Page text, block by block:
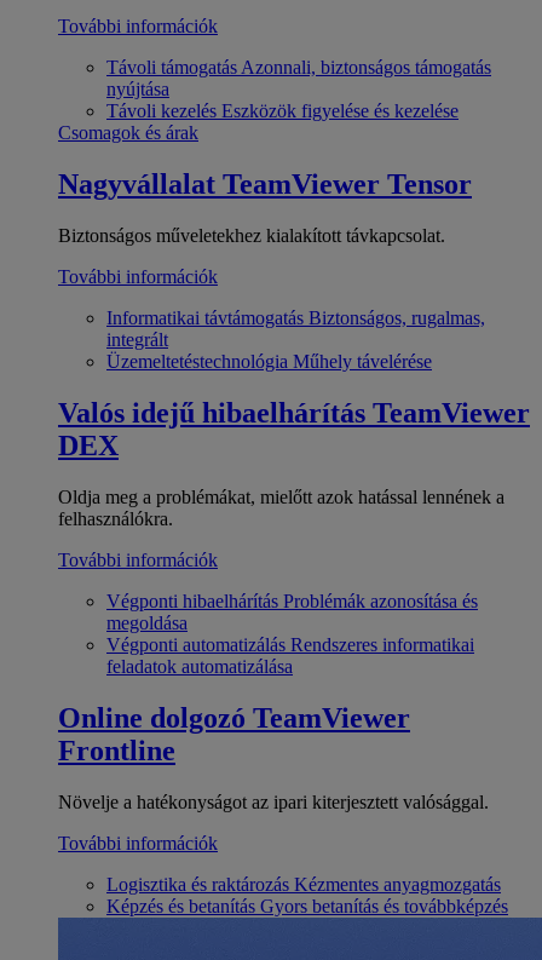
További információk
Távoli támogatás Azonnali, biztonságos támogatás
nyújtása
Távoli kezelés Eszközök figyelése és kezelése
Csomagok és árak
Nagyvállalat TeamViewer Tensor
Biztonságos műveletekhez kialakított távkapcsolat.
További információk
Informatikai távtámogatás Biztonságos, rugalmas,
integrált
Üzemeltetéstechnológia Műhely távelérése
Valós idejű hibaelhárítás TeamViewer
DEX
Oldja meg a problémákat, mielőtt azok hatással lennének a
felhasználókra.
További információk
Végponti hibaelhárítás Problémák azonosítása és
megoldása
Végponti automatizálás Rendszeres informatikai
feladatok automatizálása
Online dolgozó TeamViewer
Frontline
Növelje a hatékonyságot az ipari kiterjesztett valósággal.
További információk
Logisztika és raktározás Kézmentes anyagmozgatás
Képzés és betanítás Gyors betanítás és továbbképzés